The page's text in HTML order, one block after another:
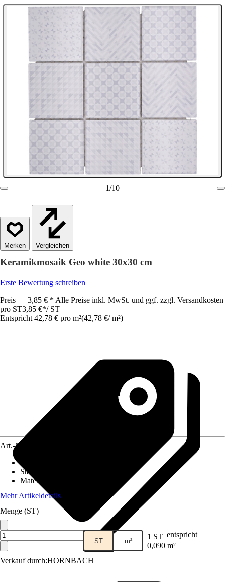
1/10
Vergleichen
Keramikmosaik Geo white 30x30 cm
Erste Bewertung schreiben
Preis — 3,85 € * Alle Preise inkl. MwSt. und ggf. zzgl. Versandkosten
pro ST3,85 €*/ ST
Entspricht 42,78 € pro m²(42,78 €/ m²)
Verkauf durch:HORNBACH
Art.-Nr.
Stärke
Material
Mehr Artikeldetails
Menge (ST)
ST m² 1 ST entspricht
0,090 m²